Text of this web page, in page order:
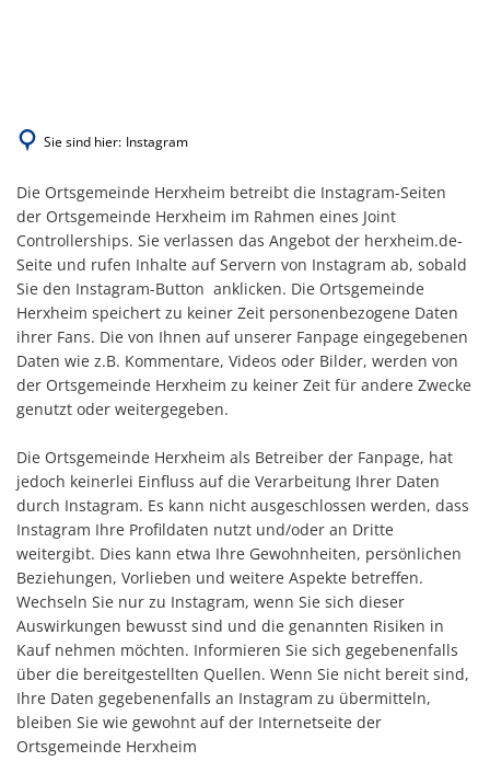
Ortsrecht
Wahlen
Kulturzentrum Villa
Kunstschule
Museum
Partnerschaften
Bürgerstiftung
Trimm-Dich-Pfad
Waldfreibad
Waldstadion -
Zentrale Sportanlage
Belegung der
Kultur & Bildung
Soziale Einrichtungen
Veranstaltungsräume
Elektrizitätswerk
Förderungen
Gewerbe- und
Infrastruktur
Parken und Einkaufen
Verkaufsoffene
Wirtschaftsstruktur
ISEK
Sie sind hier: Instagram
INSTAGRAM
Die Ortsgemeinde Herxheim betreibt die Instagram-Seiten
der Ortsgemeinde Herxheim im Rahmen eines Joint
Controllerships. Sie verlassen das Angebot der herxheim.de-
Seite und rufen Inhalte auf Servern von Instagram ab, sobald
Sie den Instagram-Button anklicken. Die Ortsgemeinde
Herxheim speichert zu keiner Zeit personenbezogene Daten
ihrer Fans. Die von Ihnen auf unserer Fanpage eingegebenen
Daten wie z.B. Kommentare, Videos oder Bilder, werden von
der Ortsgemeinde Herxheim zu keiner Zeit für andere Zwecke
genutzt oder weitergegeben.
Die Ortsgemeinde Herxheim als Betreiber der Fanpage, hat
jedoch keinerlei Einfluss auf die Verarbeitung Ihrer Daten
durch Instagram. Es kann nicht ausgeschlossen werden, dass
Instagram Ihre Profildaten nutzt und/oder an Dritte
weitergibt. Dies kann etwa Ihre Gewohnheiten, persönlichen
Beziehungen, Vorlieben und weitere Aspekte betreffen.
Wechseln Sie nur zu Instagram, wenn Sie sich dieser
Auswirkungen bewusst sind und die genannten Risiken in
Kauf nehmen möchten. Informieren Sie sich gegebenenfalls
über die bereitgestellten Quellen. Wenn Sie nicht bereit sind,
Ihre Daten gegebenenfalls an Instagram zu übermitteln,
bleiben Sie wie gewohnt auf der Internetseite der
Ortsgemeinde Herxheim